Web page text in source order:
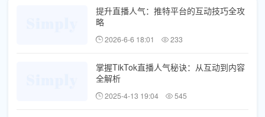
提升直播人气：推特平台的互动技巧全攻
略
2026-6-6 18:01 233
掌握TikTok直播人气秘诀：从互动到内容
全解析
2025-4-13 19:04 545